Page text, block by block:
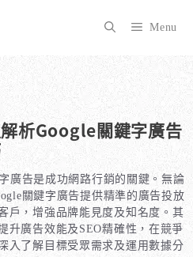
Menu
析Google關鍵字廣告
廣告是成功網路行銷的關鍵。無論
關鍵字廣告提供精準的廣告投放
戶，增強品牌能見度及知名度。其
升廣告效能及SEO精確性，在競爭
入了解目標受眾需求及運用數據分